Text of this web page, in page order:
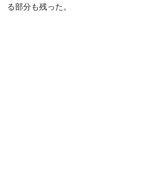
る部分も残った。